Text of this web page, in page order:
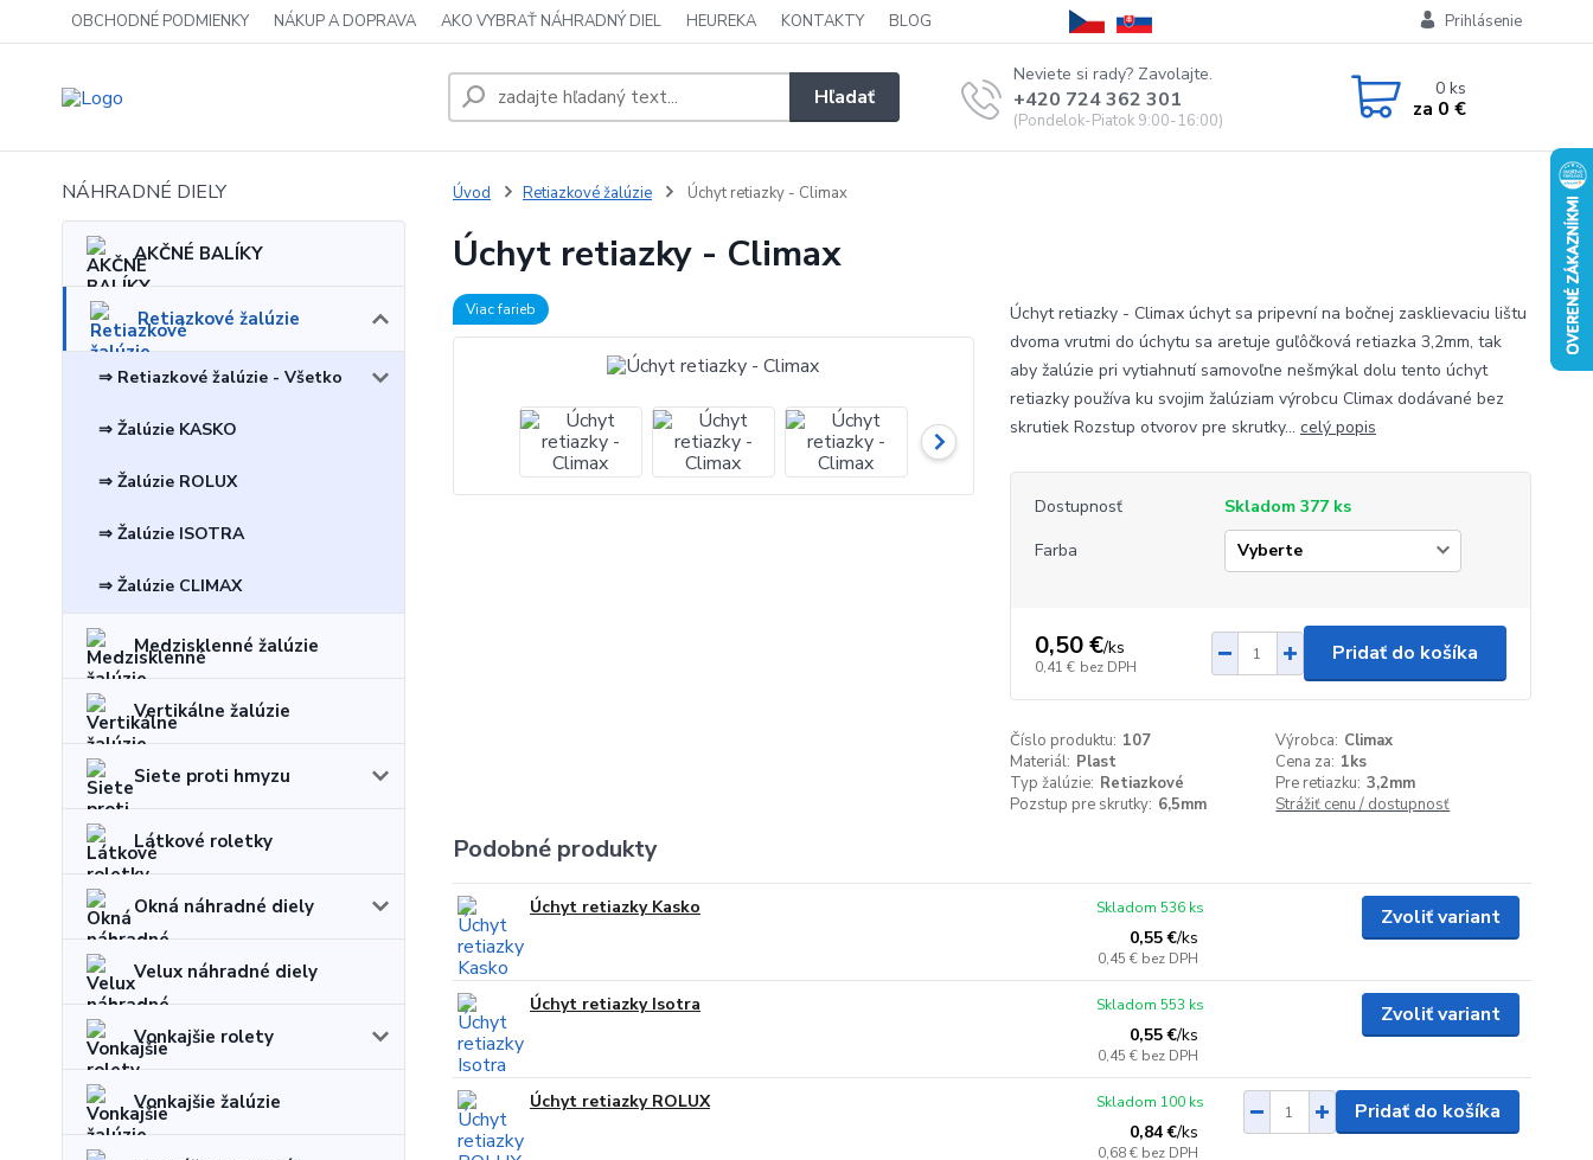
OBCHODNÉ PODMIENKY NÁKUP A DOPRAVA AKO VYBRAŤ NÁHRADNÝ DIEL HEUREKA KONTAKTY BLOG Prihlásenie
Hľadať
Neviete si rady? Zavolajte.
+420 724 362 301
(Pondelok-Piatok 9:00-16:00)
0ks
za 0 €
NÁHRADNÉ DIELY
AKČNÉ BALÍKY
Retiazkové žalúzie
⇒ Retiazkové žalúzie - Všetko
⇒ Žalúzie KASKO
⇒ Žalúzie ROLUX
⇒ Žalúzie ISOTRA
⇒ Žalúzie CLIMAX
Medzisklenné žalúzie
Vertikálne žalúzie
Siete proti hmyzu
Látkové roletky
Okná náhradné diely
Velux náhradné diely
Vonkajšie rolety
Vonkajšie žalúzie
Úvod Retiazkové žalúzie Úchyt retiazky - Climax
Úchyt retiazky - Climax
Viac farieb
Úchyt retiazky - Climax úchyt sa pripevní na bočnej zasklievaciu lištu
dvoma vrutmi do úchytu sa aretuje guľôčková retiazka 3,2mm, tak
aby žalúzie pri vytiahnutí samovoľne nešmýkal dolu tento úchyt
retiazky používa ku svojim žalúziam výrobcu Climax dodávané bez
skrutiek Rozstup otvorov pre skrutky... celý popis
Dostupnosť
Skladom 377 ks
Farba
0,50 €/ks
0,41 € bez DPH
Pridať do košíka
Číslo produktu: 107 Výrobca: Climax
Materiál: Plast Cena za: 1ks
Typ žalúzie: Retiazkové Pre retiazku: 3,2mm
Pozstup pre skrutky: 6,5mm Strážiť cenu / dostupnosť
Podobné produkty
Úchyt retiazky Kasko
0,55 €/ks
0,45 € bez DPH
Skladom 536 ks Zvoliť variant
Úchyt retiazky Isotra
0,55 €/ks
0,45 € bez DPH
Skladom 553 ks Zvoliť variant
Úchyt retiazky ROLUX
0,84 €/ks
0,68 € bez DPH
Skladom 100 ks Pridať do košíka